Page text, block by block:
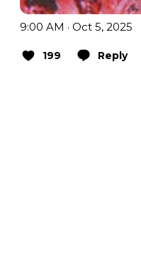
9:00 AM · Oct 5, 2025
199 Reply